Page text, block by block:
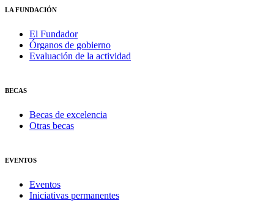
LA FUNDACIÓN
El Fundador
Órganos de gobierno
Evaluación de la actividad
BECAS
Becas de excelencia
Otras becas
EVENTOS
Eventos
Iniciativas permanentes